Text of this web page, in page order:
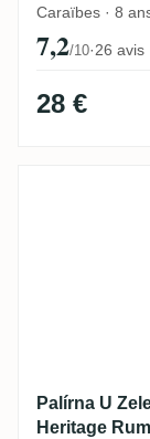
Caraïbes · 8
7,2/10·26 avis
28 €
Palírna
Palírna U
Heritage Rum